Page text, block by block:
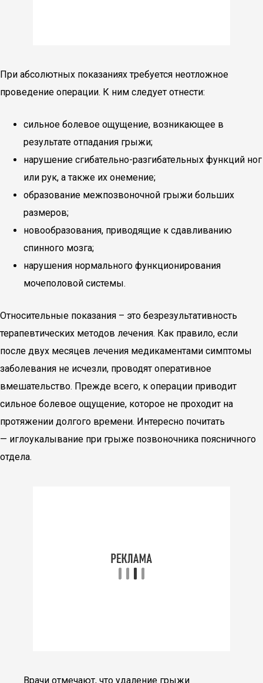
При абсолютных показаниях требуется неотложное
проведение операции. К ним следует отнести:
сильное болевое ощущение, возникающее в
результате отпадания грыжи;
нарушение сгибательно-разгибательных функций ног
или рук, а также их онемение;
образование межпозвоночной грыжи больших
размеров;
новообразования, приводящие к сдавливанию
спинного мозга;
нарушения нормального функционирования
мочеполовой системы.
Относительные показания – это безрезультативность
терапевтических методов лечения. Как правило, если
после двух месяцев лечения медикаментами симптомы
заболевания не исчезли, проводят оперативное
вмешательство. Прежде всего, к операции приводит
сильное болевое ощущение, которое не проходит на
протяжении долгого времени. Интересно почитать
— иглоукалывание при грыже позвоночника поясничного
отдела.
Врачи отмечают, что удаление грыжи